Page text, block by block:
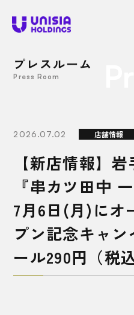
プレスルーム
Press Room
2026.07.02 店舗情報
【新店情報】
『串カツ田中
7月6日(月)にオ
プン記念キャ
ール290円（税